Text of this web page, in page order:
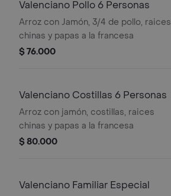
Valenciano Pollo 6 Personas
Arroz con Jamón, 3/4 de pollo, raices
chinas y papas a la francesa
$ 76.000
Valenciano Costillas 6 Personas
Arroz con jamón, costillas, raices
chinas y papas a la francesa
$ 80.000
Valenciano Familiar Especial